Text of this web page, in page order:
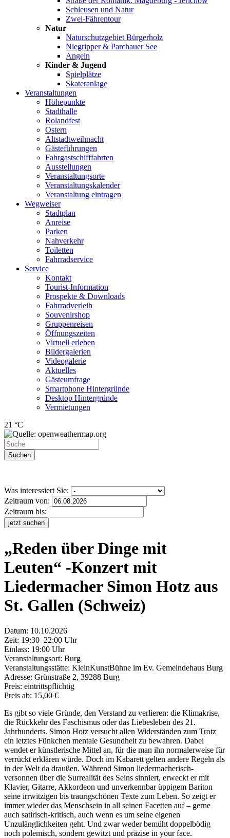
Schleusen und Natur
Zwei-Fährentour
Natur
Naturschutzgebiet Bürgerholz
Niegripper & Parchauer See
Angeln
Kinder & Jugend
Spielplätze
Skateranlage
Veranstaltungen
Höhepunkte
Stadthalle
Rolandfest
Ostern
Altstadtweihnacht
Gästeführungen
Fahrgastschifffahrten
Ausstellungen
Veranstaltungsorte
Veranstaltungskalender
Veranstaltung eintragen
Wegweiser
Stadtplan
Anreise
Parken
Nahverkehr
Toiletten
Fahrradservice
Service
Kontakt
Tourist-Information
Prospekte & Downloads
Fahrradverleih
Souvenirshop
Gruppenreisen
Öffnungszeiten
Virtuell erleben
Bildergalerien
Videogalerie
Aktuelles
Gästeumfrage
Smartphone Hintergründe
Desktop Hintergründe
Vermietungen
21 °C
Suchen
Was interessiert Sie:
Zeitraum von:
Zeitraum bis:
jetzt suchen
„Reden über Dinge mit
Leuten“ -Konzert mit
Liedermacher Simon Hotz aus
St. Gallen (Schweiz)
Datum: 10.10.2026
Zeit: 19:30–22:00 Uhr
Einlass: 19:00 Uhr
Veranstaltungsort: Burg
Veranstaltungsstätte: KleinKunstBühne im Ev. Gemeindehaus Burg
Adresse: Grünstraße 2, 39288 Burg
Preis: eintrittspflichtig
Preis ab: 15,00 €
Es gibt so viele Gründe, den Verstand zu verlieren: die Klimakrise,
die Rückkehr des Faschismus oder das Liebesleben des 21.
Jahrhunderts. Simon Hotz versucht allen Widerständen zum Trotz
ein letztes Fünkchen mentale Gesundheit zu bewahren. Dabei
wendet er künstlerische Mittel an, für die man ihn normalerweise für
verrückt erklären würde. Doch im Kabarett gelten andere Regeln als
in der Welt da draußen. Während Simon liedermacherisch-
versonnen über die Surrealität des Seins sinniert, erweckt er mit
Klavier, Gitarre, Akkordeon und unverkennbar üppigem Bariton
seine irrwitzigen bis traurigschönen Texte zum Leben. So zeigt er
immer wieder das Menschsein in all seinen Facetten auf – gerne
auch satirisch-kritisch, auch wenn es um seine eigenen
Unzulänglichkeiten geht. Und zwar weder bemüht doppelbödig
noch polemisch, sondern gewitzt und präzise in your face.